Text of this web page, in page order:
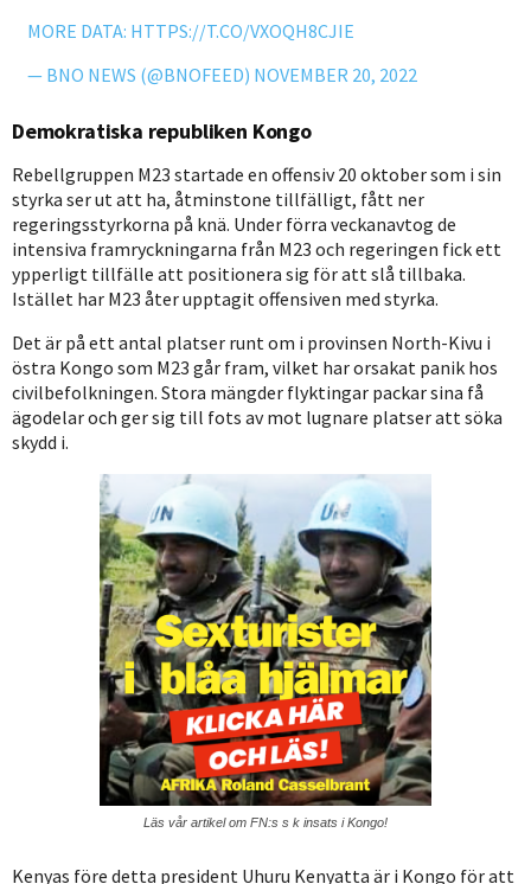
MORE DATA: HTTPS://T.CO/VXOQH8CJIE
— BNO NEWS (@BNOFEED) NOVEMBER 20, 2022
Demokratiska republiken Kongo
Rebellgruppen M23 startade en offensiv 20 oktober som i sin
styrka ser ut att ha, åtminstone tillfälligt, fått ner
regeringsstyrkorna på knä. Under förra veckanavtog de
intensiva framryckningarna från M23 och regeringen fick ett
ypperligt tillfälle att positionera sig för att slå tillbaka.
Istället har M23 åter upptagit offensiven med styrka.
Det är på ett antal platser runt om i provinsen North-Kivu i
östra Kongo som M23 går fram, vilket har orsakat panik hos
civilbefolkningen. Stora mängder flyktingar packar sina få
ägodelar och ger sig till fots av mot lugnare platser att söka
skydd i.
Läs vår artikel om FN:s s k insats i Kongo!
Kenyas före detta president Uhuru Kenyatta är i Kongo för att